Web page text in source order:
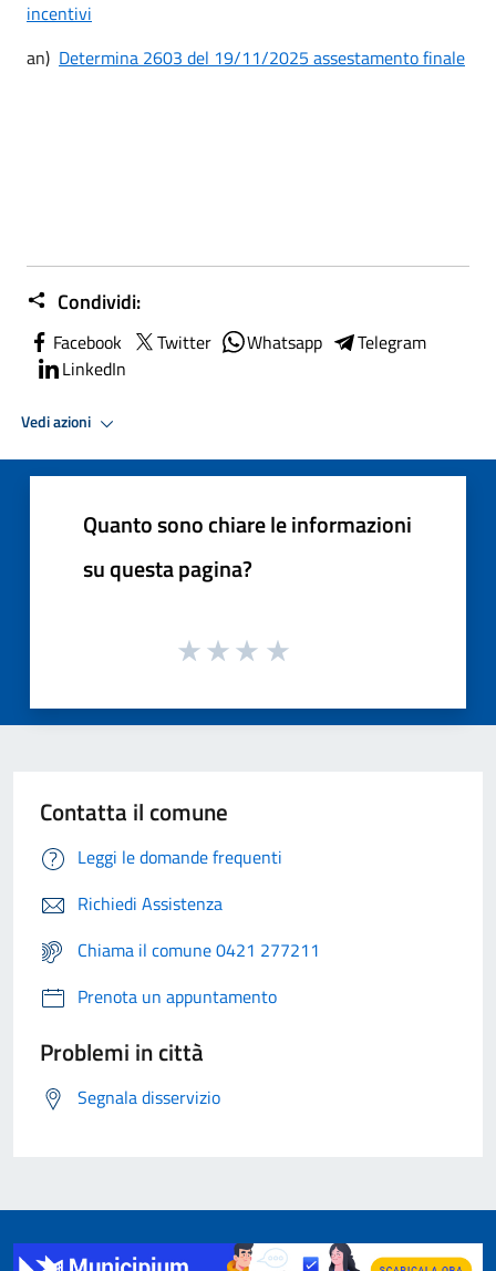
incentivi
an) Determina 2603 del 19/11/2025 assestamento finale
Condividi:
Facebook Twitter Whatsapp
Telegram
LinkedIn
Vedi azioni
Quanto sono chiare le informazioni
su questa pagina?
Contatta il comune
Leggi le domande frequenti
Richiedi Assistenza
Chiama il comune 0421 277211
Prenota un appuntamento
Problemi in città
Segnala disservizio